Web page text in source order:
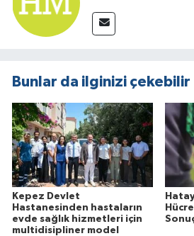
Bunlar da ilginizi çekebilir
Kepez Devlet
Hastanesinden hastaların
evde sağlık hizmetleri için
multidisipliner model